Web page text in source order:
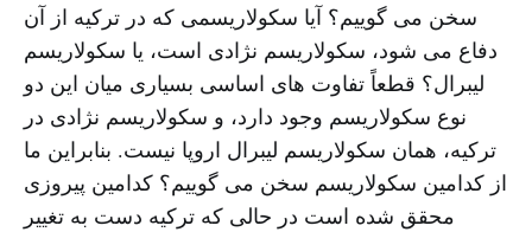
سخن می گوییم؟ آیا سکولاریسمی که در ترکیه از آن
دفاع می شود، سکولاریسم نژادی است، یا سکولاریسم
لیبرال؟ قطعاً تفاوت های اساسی بسیاری میان این دو
نوع سکولاریسم وجود دارد، و سکولاریسم نژادی در
ترکیه، همان سکولاریسم لیبرال اروپا نیست. بنابراین ما
از کدامین سکولاریسم سخن می گوییم؟ کدامین پیروزی
محقق شده است در حالی که ترکیه دست به تغییر